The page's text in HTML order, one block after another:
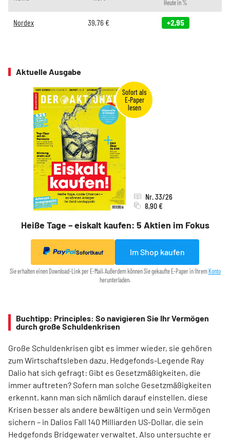
Heute in %
Nordex 39,76 € +2,95
Aktuelle Ausgabe
Heiße Tage – eiskalt kaufen: 5 Aktien im Fokus
Nr. 33/26
8,90 €
Sofortkauf Im Shop kaufen
Sie erhalten einen Download-Link per E-Mail. Außerdem können Sie gekaufte E-Paper in Ihrem Konto
herunterladen.
Buchtipp: Principles: So navigieren Sie Ihr Vermögen
durch große Schuldenkrisen
Große Schuldenkrisen gibt es immer wieder, sie gehören
zum Wirtschaftsleben dazu. Hedgefonds-Legende Ray
Dalio hat sich gefragt: Gibt es Gesetzmäßigkeiten, die
immer auftreten? Sofern man solche Gesetzmäßigkeiten
erkennt, kann man sich nämlich darauf einstellen, diese
Krisen besser als andere bewältigen und sein Vermögen
sichern – in Dalios Fall 140 Milliarden US-Dollar, die sein
Hedgefonds Bridgewater verwaltet. Also untersuchte er